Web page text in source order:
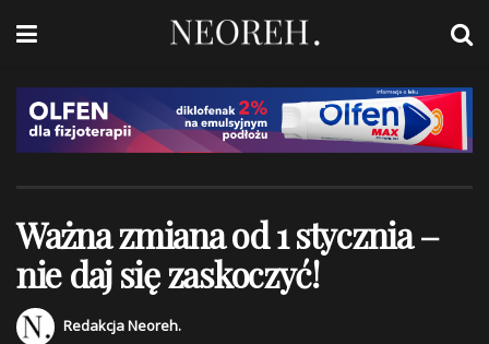
Ważna zmiana od 1 stycznia –
nie daj się zaskoczyć!
Redakcja Neoreh.